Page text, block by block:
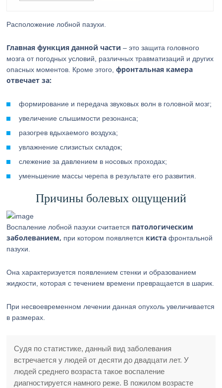
Расположение лобной пазухи.
Главная функция данной части – это защита головного
мозга от погодных условий, различных травматизаций и других
опасных моментов. Кроме этого,фронтальная камера
отвечает за:
формирование и передача звуковых волн в головной мозг;
увеличение слышимости резонанса;
разогрев вдыхаемого воздуха;
увлажнение слизистых складок;
слежение за давлением в носовых проходах;
уменьшение массы черепа в результате его развития.
Причины болевых ощущений
Воспаление лобной пазухи считается патологическим
заболеванием, при котором появляется киста фронтальной
пазухи.
Она характеризуется появлением стенки и образованием
жидкости, которая с течением времени превращается в шарик.
При несвоевременном лечении данная опухоль увеличивается
в размерах.
Судя по статистике, данный вид заболевания
встречается у людей от десяти до двадцати лет. У
людей среднего возраста такое воспаление
диагностируется намного реже. В пожилом возрасте